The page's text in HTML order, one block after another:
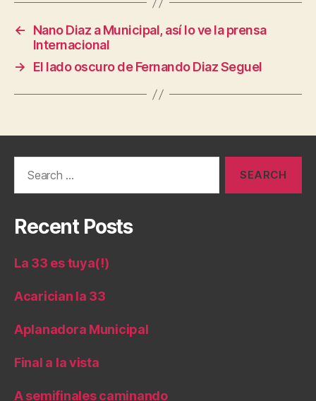
←
Nano Diaz a Municipal, así lo ve la prensa
Internacional
→
El lado oscuro de Fernando Diaz Seguel
Recent Posts
La 33 es tuya(!)
Acarician la 33
Aplanadora Municipal
Final a la vista
A semifinales caminando